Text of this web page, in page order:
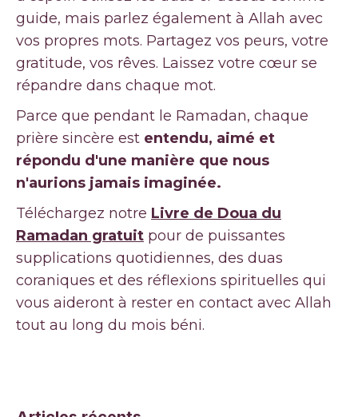
guide, mais parlez également à Allah avec
vos propres mots. Partagez vos peurs, votre
gratitude, vos rêves. Laissez votre cœur se
répandre dans chaque mot.
Parce que pendant le Ramadan, chaque
prière sincère est entendu, aimé et
répondu d'une manière que nous
n'aurions jamais imaginée.
Téléchargez notre Livre de Doua du
Ramadan gratuit pour de puissantes
supplications quotidiennes, des duas
coraniques et des réflexions spirituelles qui
vous aideront à rester en contact avec Allah
tout au long du mois béni.